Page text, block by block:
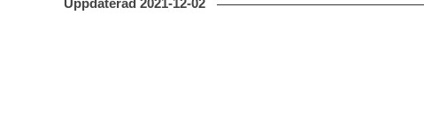
Uppdaterad 2021-12-02